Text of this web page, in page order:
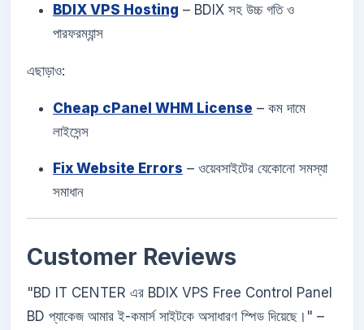
BDIX VPS Hosting – BDIX সহ উচ্চ গতি ও
পারফরম্যান্স
এছাড়াও:
Cheap cPanel WHM License – কম দামে
লাইসেন্স
Fix Website Errors – ওয়েবসাইটের যেকোনো সমস্যা
সমাধান
Customer Reviews
"BD IT CENTER এর BDIX VPS Free Control Panel
BD প্যাকেজ আমার ই-কমার্স সাইটকে অসাধারণ স্পিড দিয়েছে।" –